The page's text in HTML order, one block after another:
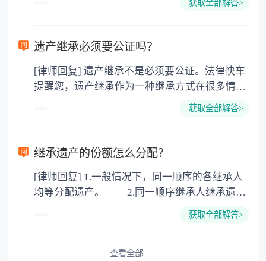
要缴纳公证费，具体如下： 1. 公证费：按房
3. 印花税：按房屋评估价的0.05%缴纳 4. 土
地增值税：按房价1%缴纳 5. 房屋产权登记费：
获取全部解答>
遗产继承必须要公证吗？
[律师回复] 遗产继承不是必须要公证。法律快车
提醒您，遗产继承作为一种继承方式在很多情况
下都是不需要公证的，当然，如果需要公正的也
以防对财产继承发生纠纷，可以对遗产继承进行
公证。
获取全部解答>
继承遗产的份额怎么分配？
[律师回复] 1.一般情况下，同一顺序的各继承人
均等分配遗产。 2.同一顺序继承人继承遗产
或者与被继承人共同生活的继承人，分配遗产
获取全部解答>
查看全部